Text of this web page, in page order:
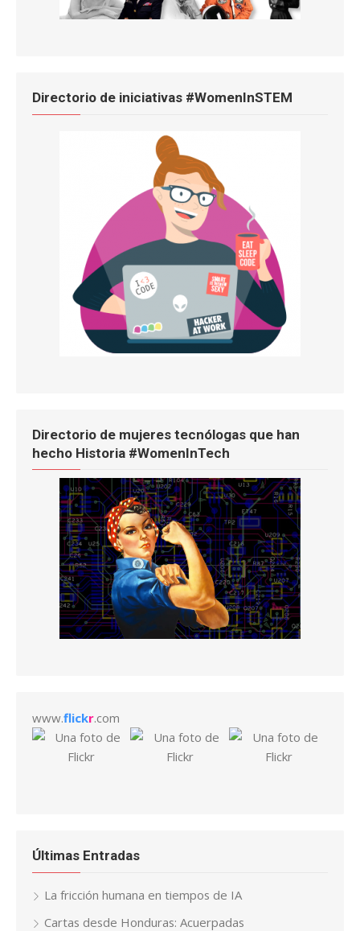
Directorio de iniciativas #WomenInSTEM
Directorio de mujeres tecnólogas que han
hecho Historia #WomenInTech
www.flickr.com
Últimas Entradas
La fricción humana en tiempos de IA
Cartas desde Honduras: Acuerpadas